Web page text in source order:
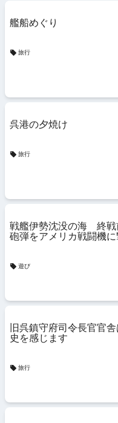
艦船めぐり
旅行
呉港の夕焼け
旅行
戦艦伊勢沈没の海 終戦
砲弾をアメリカ戦闘機に
遊び
旧呉鎮守府司令長官官
史を感じます
旅行